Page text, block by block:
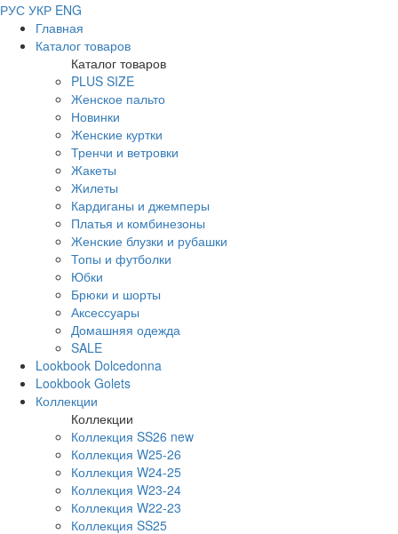
РУС УКР ENG
Главная
Каталог товаров
Каталог товаров
PLUS SIZE
Женское пальто
Новинки
Женские куртки
Тренчи и ветровки
Жакеты
Жилеты
Кардиганы и джемперы
Платья и комбинезоны
Женские блузки и рубашки
Топы и футболки
Юбки
Брюки и шорты
Аксессуары
Домашняя одежда
SALE
Lookbook Dolcedonna
Lookbook Golets
Коллекции
Коллекции
Коллекция SS26 new
Коллекция W25-26
Коллекция W24-25
Коллекция W23-24
Коллекция W22-23
Коллекция SS25